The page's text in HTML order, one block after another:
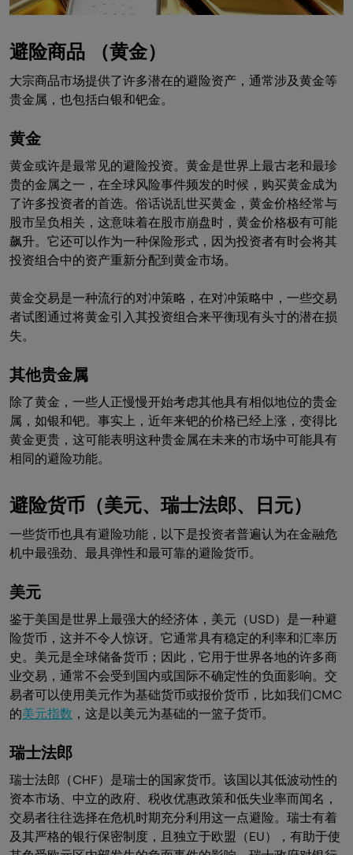
避险商品 （黄金）
大宗商品市场提供了许多潜在的避险资产，通常涉及黄金等
贵金属，也包括白银和钯金。
黄金
黄金或许是最常见的避险投资。黄金是世界上最古老和最珍
贵的金属之一，在全球风险事件频发的时候，购买黄金成为
了许多投资者的首选。俗话说乱世买黄金，黄金价格经常与
股市呈负相关，这意味着在股市崩盘时，黄金价格极有可能
飙升。它还可以作为一种保险形式，因为投资者有时会将其
投资组合中的资产重新分配到黄金市场。
黄金交易是一种流行的对冲策略，在对冲策略中，一些交易
者试图通过将黄金引入其投资组合来平衡现有头寸的潜在损
失。
其他贵金属
除了黄金，一些人正慢慢开始考虑其他具有相似地位的贵金
属，如银和钯。事实上，近年来钯的价格已经上涨，变得比
黄金更贵，这可能表明这种贵金属在未来的市场中可能具有
相同的避险功能。
避险货币（美元、瑞士法郎、日元）
一些货币也具有避险功能，以下是投资者普遍认为在金融危
机中最强劲、最具弹性和最可靠的避险货币。
美元
鉴于美国是世界上最强大的经济体，美元（USD）是一种避
险货币，这并不令人惊讶。它通常具有稳定的利率和汇率历
史。美元是全球储备货币；因此，它用于世界各地的许多商
业交易，通常不会受到国内或国际不确定性的负面影响。交
易者可以使用美元作为基础货币或报价货币，比如我们CMC
的美元指数 ，这是以美元为基础的一篮子货币。
瑞士法郎
瑞士法郎（CHF）是瑞士的国家货币。该国以其低波动性的
资本市场、中立的政府、税收优惠政策和低失业率而闻名，
交易者往往选择在危机时期充分利用这一点避险。瑞士有着
及其严格的银行保密制度，且独立于欧盟（EU），有助于使